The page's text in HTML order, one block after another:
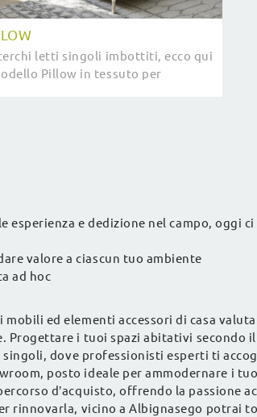
letti singoli imbottiti, ecco qui
Pillow in tessuto per
esperienza e dedizione nel campo, oggi
valore a ciascun tuo ambiente
ad hoc
ed elementi accessori di casa
Progettare i tuoi spazi abitativi secondo
dove professionisti esperti ti
posto ideale per ammodernare i
d’acquisto, offrendo la passione
rinnovarla, vicino a Albignasego potrai